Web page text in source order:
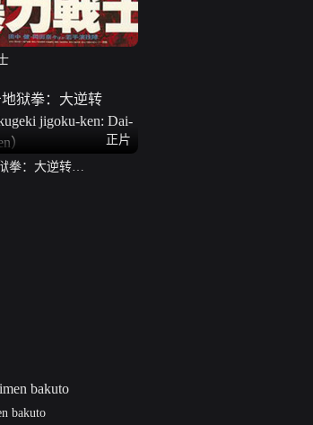
正片
拳：大逆转
jigoku-ken: Dai-
bakuto